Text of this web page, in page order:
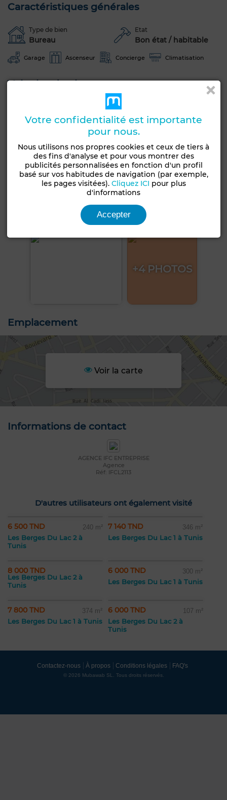
Caractéristiques générales
Type de bien
Bureau
Etat
Bon état / habitable
Garage Ascenseur Concierge Climatisation
Voir plus de photos
+4 PHOTOS
Emplacement
Voir la carte
Informations de contact
AGENCE IFC ENTREPRISE
Agence
Réf: IFCL2113
D'autres utilisateurs ont également visité
6 500 TND 240 m²
Les Berges Du Lac 2 à
Tunis
7 140 TND 346 m²
Les Berges Du Lac 1 à Tunis
8 000 TND
Les Berges Du Lac 2 à
Tunis
6 000 TND 300 m²
Les Berges Du Lac 1 à Tunis
7 800 TND 374 m²
Les Berges Du Lac 1 à Tunis
6 000 TND 107 m²
Les Berges Du Lac 2 à
Tunis
Contactez-nous À propos Conditions légales FAQ's
© 2026 Mubawab SL. Tous droits réservés.
Votre confidentialité est importante
pour nous.
Nous utilisons nos propres cookies et ceux de tiers à
des fins d'analyse et pour vous montrer des
publicités personnalisées en fonction d'un profil
basé sur vos habitudes de navigation (par exemple,
les pages visitées). Cliquez ICI pour plus
d'informations
Accepter